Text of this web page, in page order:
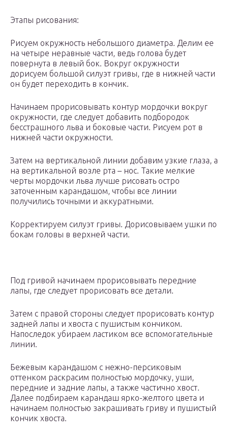
Этапы рисования:
Рисуем окружность небольшого диаметра. Делим ее
на четыре неравные части, ведь голова будет
повернута в левый бок. Вокруг окружности
дорисуем большой силуэт гривы, где в нижней части
он будет переходить в кончик.
Начинаем прорисовывать контур мордочки вокруг
окружности, где следует добавить подбородок
бесстрашного льва и боковые части. Рисуем рот в
нижней части окружности.
Затем на вертикальной линии добавим узкие глаза, а
на вертикальной возле рта – нос. Такие мелкие
черты мордочки льва лучше рисовать остро
заточенным карандашом, чтобы все линии
получились точными и аккуратными.
Корректируем силуэт гривы. Дорисовываем ушки по
бокам головы в верхней части.
Под гривой начинаем прорисовывать передние
лапы, где следует прорисовать все детали.
Затем с правой стороны следует прорисовать контур
задней лапы и хвоста с пушистым кончиком.
Напоследок убираем ластиком все вспомогательные
линии.
Бежевым карандашом с нежно-персиковым
оттенком раскрасим полностью мордочку, уши,
передние и задние лапы, а также частично хвост.
Далее подбираем карандаш ярко-желтого цвета и
начинаем полностью закрашивать гриву и пушистый
кончик хвоста.